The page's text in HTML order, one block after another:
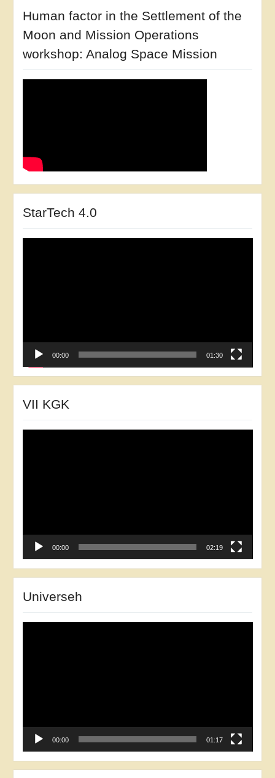
Human factor in the Settlement of the
Moon and Mission Operations
workshop: Analog Space Mission
StarTech 4.0
00:00 01:30
VII KGK
00:00 02:19
Universeh
00:00 01:17